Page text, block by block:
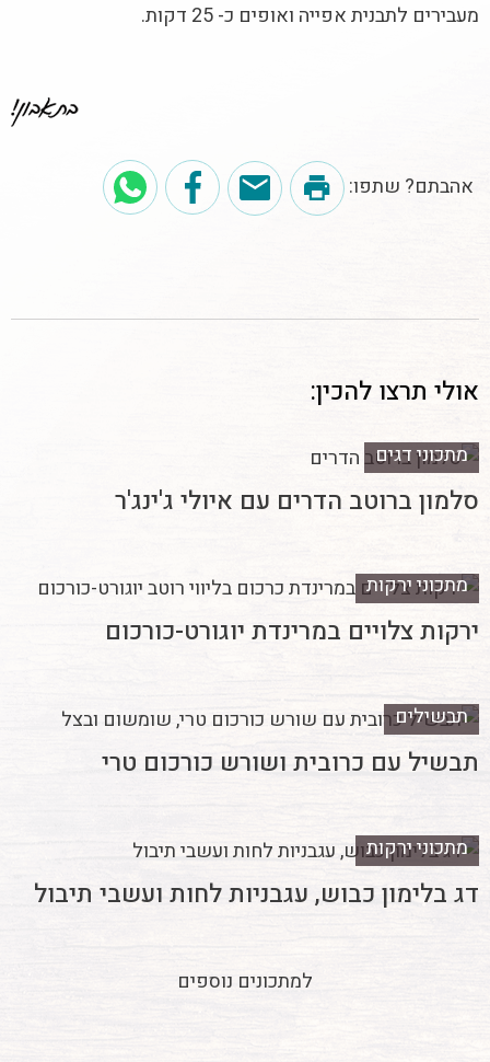
מעבירים לתבנית אפייה ואופים כ- 25 דקות.
אהבתם? שתפו:
אולי תרצו להכין:
מתכוני דגים
סלמון ברוטב הדרים עם איולי ג'ינג'ר
מתכוני ירקות
ירקות צלויים במרינדת יוגורט-כורכום
תבשילים
תבשיל עם כרובית ושורש כורכום טרי
מתכוני ירקות
דג בלימון כבוש, עגבניות לחות ועשבי תיבול
למתכונים נוספים